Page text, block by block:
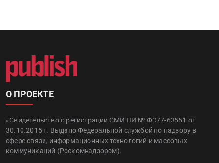
О ПРОЕКТЕ
«Свидетельство о регистрации СМИ ПИ № ФС77-63551 от
30.10.2015 г. Выдано Федеральной службой по надзору в
сфере связи, информационных технологий и массовых
коммуникаций (Роскомнадзором).